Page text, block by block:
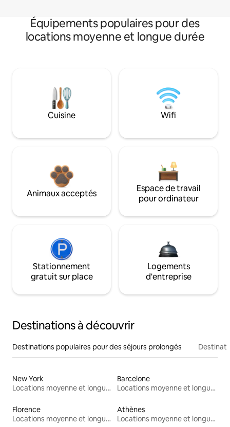
Équipements populaires pour des
locations moyenne et longue durée
Cuisine Wifi
Animaux acceptés
Espace de travail
pour ordinateur
Stationnement
gratuit sur place
Logements
d'entreprise
Destinations à découvrir
Destinations populaires pour des séjours prolongés
New York
Locations moyenne et longue durée
Barcelone
Locations moyenne et longue durée
Florence
Locations moyenne et longue durée
Athènes
Locations moyenne et longue durée